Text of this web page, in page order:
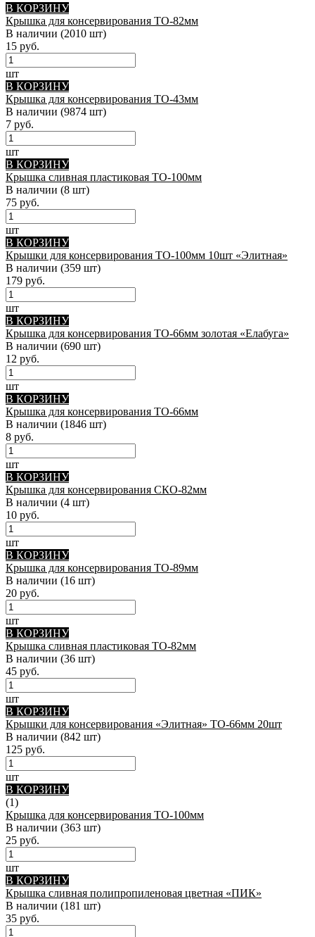
В КОРЗИНУ
Крышка для консервирования ТО-82мм
В наличии (2010 шт)
15 руб.
шт
В КОРЗИНУ
Крышка для консервирования ТО-43мм
В наличии (9874 шт)
7 руб.
шт
В КОРЗИНУ
Крышка сливная пластиковая ТО-100мм
В наличии (8 шт)
75 руб.
шт
В КОРЗИНУ
Крышки для консервирования ТО-100мм 10шт «Элитная»
В наличии (359 шт)
179 руб.
шт
В КОРЗИНУ
Крышка для консервирования ТО-66мм золотая «Елабуга»
В наличии (690 шт)
12 руб.
шт
В КОРЗИНУ
Крышка для консервирования ТО-66мм
В наличии (1846 шт)
8 руб.
шт
В КОРЗИНУ
Крышка для консервирования СКО-82мм
В наличии (4 шт)
10 руб.
шт
В КОРЗИНУ
Крышка для консервирования ТО-89мм
В наличии (16 шт)
20 руб.
шт
В КОРЗИНУ
Крышка сливная пластиковая ТО-82мм
В наличии (36 шт)
45 руб.
шт
В КОРЗИНУ
Крышки для консервирования «Элитная» ТО-66мм 20шт
В наличии (842 шт)
125 руб.
шт
В КОРЗИНУ
(1)
Крышка для консервирования ТО-100мм
В наличии (363 шт)
25 руб.
шт
В КОРЗИНУ
Крышка сливная полипропиленовая цветная «ПИК»
В наличии (181 шт)
35 руб.